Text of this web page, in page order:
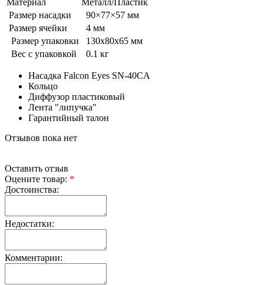
Размер насадки
90×77×57 мм
Размер ячейки
4 мм
Размер упаковки
130х80х65 мм
Вес с упаковкой
0.1 кг
Насадка Falcon Eyes SN-40CA
Кольцо
Диффузор пластиковый
Лента "липучка"
Гарантийный талон
Отзывов пока нет
Оставить отзыв
Оцените товар: *
Достоинства:
Недостатки:
Комментарии: